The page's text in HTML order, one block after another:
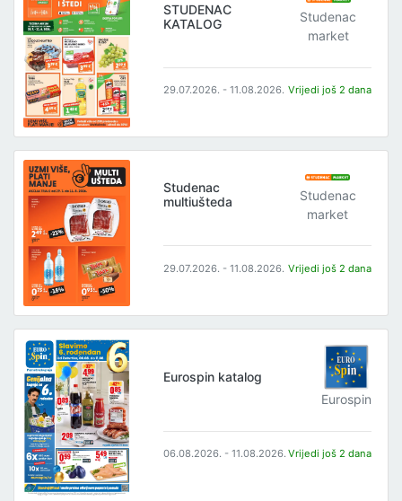
STUDENAC
KATALOG
Studenac
market
29.07.2026. - 11.08.2026. Vrijedi još 2 dana
Studenac
multiušteda
Studenac
market
29.07.2026. - 11.08.2026. Vrijedi još 2 dana
Eurospin katalog
Eurospin
06.08.2026. - 11.08.2026. Vrijedi još 2 dana